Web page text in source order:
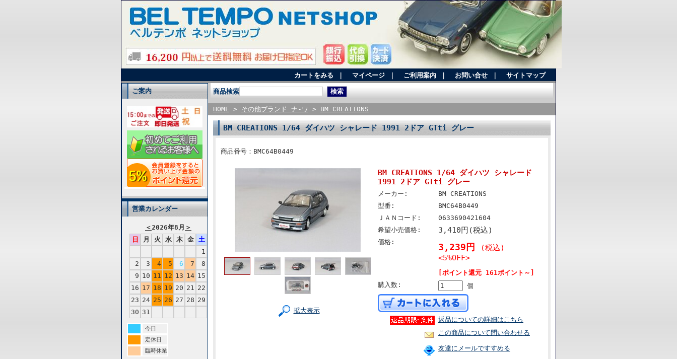
カートをみる マイページ ご利用案内 お問い合せ サイトマップ
ご案内
営業カレンダー
＜2026年8月 ＞
日
月 火 水 木 金
土
1
2
3 4 5 6 7
8
9 10 11 12 13 14 15
16 17 18 19 20 21 22
23 24 25 26 27 28 29
30 31
今日
定休日
臨時休業
商品検索
HOME > その他ブランド ナ-ワ > BM CREATIONS
BM CREATIONS 1/64 ダイハツ シャレード 1991 2ドア GTti グレー
商品番号：BMC64B0449
拡大表示
BM CREATIONS 1/64 ダイハツ シャレード
1991 2ドア GTti グレー
メーカー:
BM CREATIONS
型番:
BMC64B0449
ＪＡＮコード:
0633690421604
希望小売価格:
3,410円(税込)
価格: 3,239円
(税込)
<5%OFF>
[ポイント還元 161ポイント～]
購入数:
個
返品についての詳細はこちら
この商品について問い合わせる
友達にメールですすめる